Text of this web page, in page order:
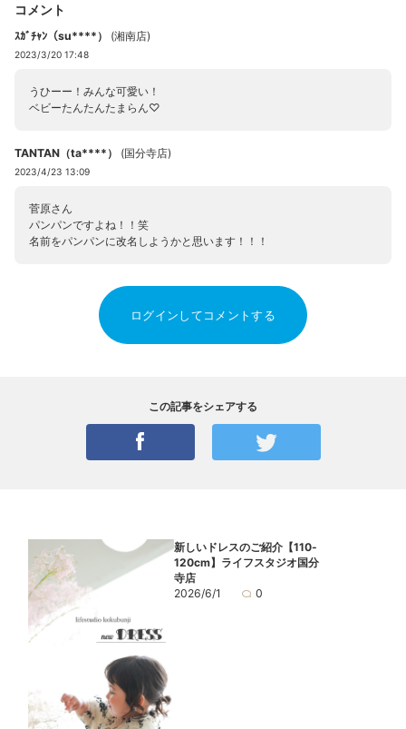
コメント
ｽｶﾞﾁｬﾝ（su****） (湘南店)
2023/3/20 17:48
うひーー！みんな可愛い！
ベビーたんたんたまらん♡
TANTAN（ta****） (国分寺店)
2023/4/23 13:09
菅原さん
パンパンですよね！！笑
名前をパンパンに改名しようかと思います！！！
ログインしてコメントする
この記事をシェアする
新しいドレスのご紹介【110-
120cm】ライフスタジオ国分
寺店
2026/6/1
0